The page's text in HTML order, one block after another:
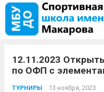
12.11.2023
по ОФП с
ТУРНИРЫ 13 ноября, 2023